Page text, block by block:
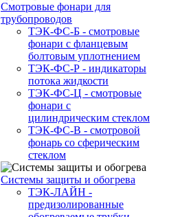
Смотровые фонари для
трубопроводов
ТЭК-ФС-Б - смотровые
фонари с фланцевым
болтовым уплотнением
ТЭК-ФС-Р - индикаторы
потока жидкости
ТЭК-ФС-Ц - смотровые
фонари с
цилиндрическим стеклом
ТЭК-ФС-В - смотровой
фонарь со сферическим
стеклом
Системы защиты и обогрева
ТЭК-ЛАЙН -
предизолированные